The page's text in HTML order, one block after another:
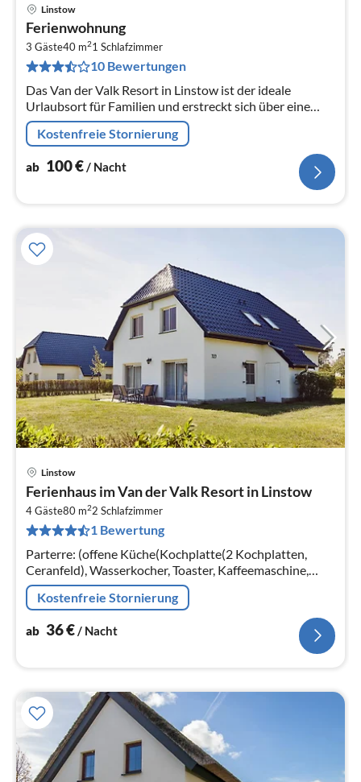
Linstow
Ferienwohnung
3 Gäste40 m21 Schlafzimmer
10 Bewertungen
Das Van der Valk Resort in Linstow ist der ideale
Urlaubsort für Familien und erstreckt sich über eine
weitläufige, malerische Landschaft mit 400
verschiedenen Ferienhäusern und...
Kostenfreie Stornierung
ab 100€/ Nacht
Linstow
Ferienhaus im Van der Valk Resort in Linstow
4 Gäste80 m22 Schlafzimmer
1 Bewertung
Parterre: (offene Küche(Kochplatte(2 Kochplatten,
Ceranfeld), Wasserkocher, Toaster, Kaffeemaschine,
Mikrowelle, Spülmaschine, Kühlschrank(+ Gefrierfach))
Kostenfreie Stornierung
ab 36€/ Nacht